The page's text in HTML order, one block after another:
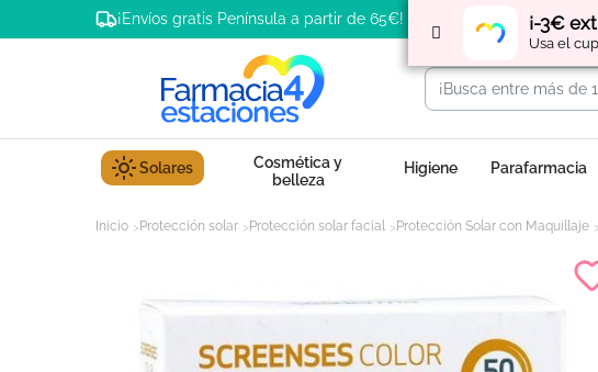
¡-3€
Usa el
¡Envíos gratis Península a partir de 65€!
Solares
Cosmética y
belleza
Higiene Parafarmacia
Inicio Protección solar Protección solar facial Protección Solar con Maquillaje